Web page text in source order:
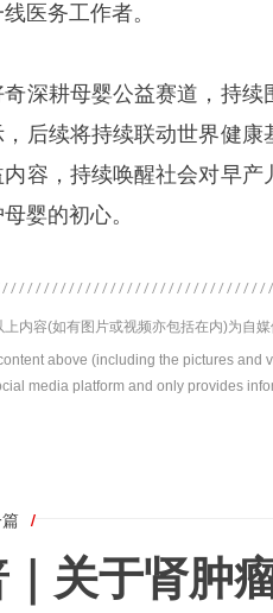
医务工作者。
奇深耕母婴公益赛道，持
后续将持续联动世界健
内容，持续唤醒社会对早
婴的初心。
内容(如有图片或视频亦包括在内)为自
above (including the pictures
media platform and only provides
/
｜关于肾肿